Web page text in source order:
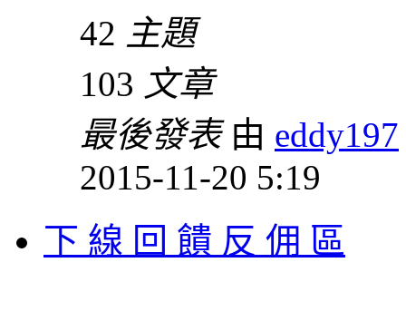
42 主題
103 文章
最後發表由 eddy197
2015-11-20 5:19
下 線 回 饋 反 佣 區